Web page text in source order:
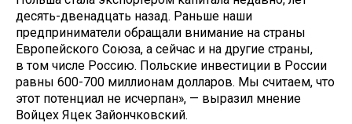
десять-двенадцать назад. Раньше наши
предприниматели обращали внимание на страны
Европейского Союза, а сейчас и на другие страны,
в том числе Россию. Польские инвестиции в России
равны 600-700 миллионам долларов. Мы считаем, что
этот потенциал не исчерпан», — выразил мнение
Войцех Яцек Зайончковский.